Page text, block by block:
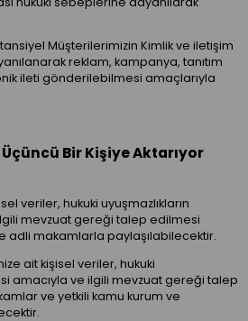
Müşterilerimizin Kimlik ve iletişim
reklam, kampanya, tanıtım
ileti gönderilebilmesi amaçlarıyla
Bir Kişiye Aktarıyor
veriler, hukuki uyuşmazlıkların
mevzuat gereği talep edilmesi
adli makamlarla paylaşılabilecektir.
ait kişisel veriler, hukuki
amacıyla ve ilgili mevzuat gereği talep
ve yetkili kamu kurum ve